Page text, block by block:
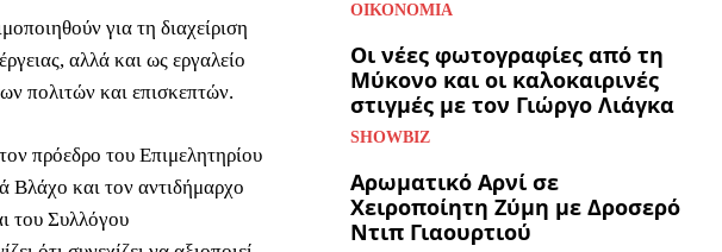
για τη διαχείριση
αλλά και ως εργαλείο
πολιτών και επισκεπτών.
πρόεδρο του Επιμελητηρίου
και τον αντιδήμαρχο
του Συλλόγου
ΟΙΚΟΝΟΜΊΑ
Οι νέες φωτογραφίες από τη
Μύκονο και οι καλοκαιρινές
στιγμές με τον Γιώργο Λιάγκα
SHOWBIZ
Αρωματικό Αρνί σε
Χειροποίητη Ζύμη με Δροσερό
Ντιπ Γιαουρτιού